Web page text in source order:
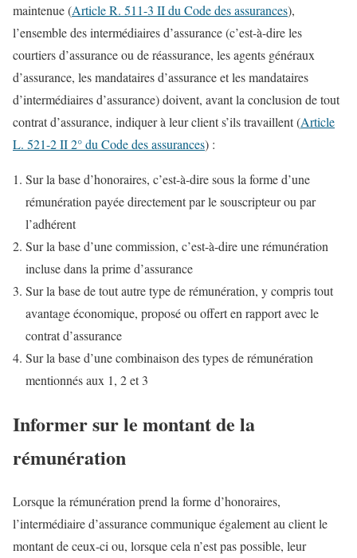
maintenue (Article R. 511-3 II du Code des assurances),
l’ensemble des intermédiaires d’assurance (c’est-à-dire les
courtiers d’assurance ou de réassurance, les agents généraux
d’assurance, les mandataires d’assurance et les mandataires
d’intermédiaires d’assurance) doivent, avant la conclusion de tout
contrat d’assurance, indiquer à leur client s’ils travaillent (Article
L. 521-2 II 2° du Code des assurances) :
Sur la base d’honoraires, c’est-à-dire sous la forme d’une
rémunération payée directement par le souscripteur ou par
l’adhérent
Sur la base d’une commission, c’est-à-dire une rémunération
incluse dans la prime d’assurance
Sur la base de tout autre type de rémunération, y compris tout
avantage économique, proposé ou offert en rapport avec le
contrat d’assurance
Sur la base d’une combinaison des types de rémunération
mentionnés aux 1, 2 et 3
Informer sur le montant de la
rémunération
Lorsque la rémunération prend la forme d’honoraires,
l’intermédiaire d’assurance communique également au client le
montant de ceux-ci ou, lorsque cela n’est pas possible, leur